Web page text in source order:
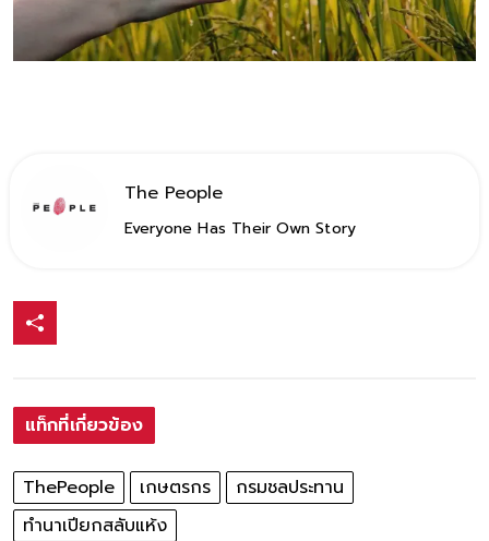
The People
Everyone Has Their Own Story
แท็กที่เกี่ยวข้อง
ThePeople เกษตรกร
กรมชลประทาน
ทำนาเปียกสลับแห้ง